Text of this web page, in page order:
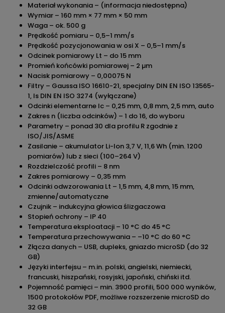
Materiał wykonania – (informacja niedostępna)
Wymiar – 160 mm × 77 mm × 50 mm
Waga – ok. 500 g
Prędkość pomiaru – 0,5–1 mm/s
Prędkość pozycjonowania w osi X – 0,5–1 mm/s
Odcinek pomiarowy Lt – do 15 mm
Promień końcówki pomiarowej – 2 µm
Nacisk pomiarowy – 0,00075 N
Filtry – Gaussa ISO 16610-21, specjalny DIN EN ISO 13565-
1, ls DIN EN ISO 3274 (wyłączane)
Odcinki elementarne Ic – 0,25 mm, 0,8 mm, 2,5 mm, auto
Zakres n (liczba odcinków) – 1 do 16, do wyboru
Parametry – ponad 30 dla profilu R zgodnie z
ISO/JIS/ASME
Zasilanie – akumulator Li-Ion 3,7 V, 11,6 Wh (min. 1200
pomiarów) lub z sieci (100–264 V)
Rozdzielczość profili – 8 nm
Zakres pomiarowy – 0,35 mm
Odcinki odwzorowania Lt – 1,5 mm, 4,8 mm, 15 mm,
zmienne/automatyczne
Czujnik – indukcyjna głowica ślizgaczowa
Stopień ochrony – IP 40
Temperatura eksploatacji – 10 °C do 45 °C
Temperatura przechowywania – –10 °C do 60 °C
Złącza danych – USB, duplek­s, gniazdo microSD (do 32
GB)
Języki interfejsu – m.in. polski, angielski, niemiecki,
francuski, hiszpański, rosyjski, japoński, chiński itd.
Pojemność pamięci – min. 3900 profili, 500 000 wyników,
1500 protokołów PDF, możliwe rozszerzenie microSD do
32 GB